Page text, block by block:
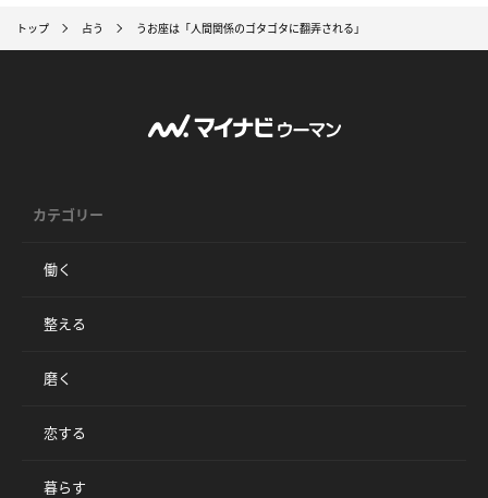
トップ 占う うお座は「人間関係のゴタゴタに翻弄される」
カテゴリー
働く
整える
磨く
恋する
暮らす